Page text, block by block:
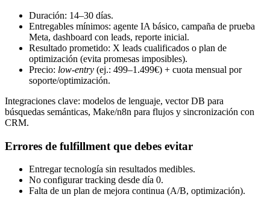
Duración: 14–30 días.
Entregables mínimos: agente IA básico, campaña de prueba
Meta, dashboard con leads, reporte inicial.
Resultado prometido: X leads cualificados o plan de
optimización (evita promesas imposibles).
Precio: low‑entry (ej.: 499–1.499€) + cuota mensual por
soporte/optimización.
Integraciones clave: modelos de lenguaje, vector DB para
búsquedas semánticas, Make/n8n para flujos y sincronización con
CRM.
Errores de fulfillment que debes evitar
Entregar tecnología sin resultados medibles.
No configurar tracking desde día 0.
Falta de un plan de mejora continua (A/B, optimización).